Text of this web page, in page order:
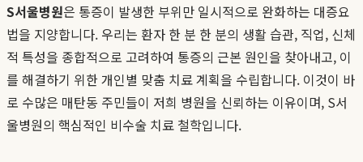
S서울병원은 통증이 발생한 부위만 일시적으로 완화하는 대증요
법을 지양합니다. 우리는 환자 한 분 한 분의 생활 습관, 직업, 신체
적 특성을 종합적으로 고려하여 통증의 근본 원인을 찾아내고, 이
를 해결하기 위한 개인별 맞춤 치료 계획을 수립합니다. 이것이 바
로 수많은 매탄동 주민들이 저희 병원을 신뢰하는 이유이며, S서
울병원의 핵심적인 비수술 치료 철학입니다.